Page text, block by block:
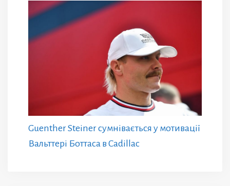
Guenther Steiner сумнівається у мотивації
Вальттері Боттаса в Cadillac